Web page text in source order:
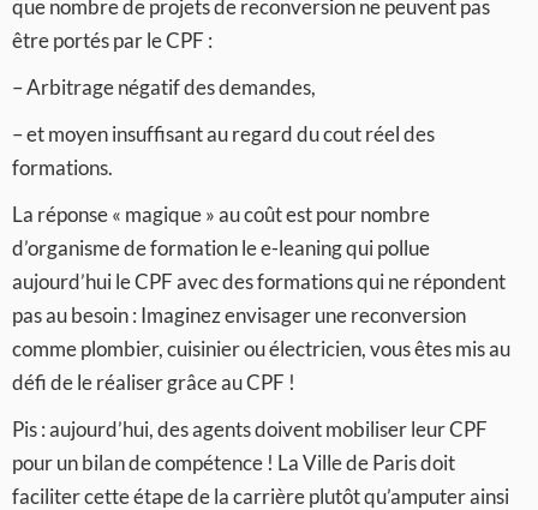
que nombre de projets de reconversion ne peuvent pas
être portés par le CPF :
– Arbitrage négatif des demandes,
– et moyen insuffisant au regard du cout réel des
formations.
La réponse « magique » au coût est pour nombre
d’organisme de formation le e-leaning qui pollue
aujourd’hui le CPF avec des formations qui ne répondent
pas au besoin : Imaginez envisager une reconversion
comme plombier, cuisinier ou électricien, vous êtes mis au
défi de le réaliser grâce au CPF !
Pis : aujourd’hui, des agents doivent mobiliser leur CPF
pour un bilan de compétence ! La Ville de Paris doit
faciliter cette étape de la carrière plutôt qu’amputer ainsi